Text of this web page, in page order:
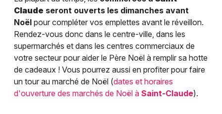
Claude seront ouverts les dimanches avant
Noël pour compléter vos emplettes avant le réveillon.
Rendez-vous donc dans le centre-ville, dans les
supermarchés et dans les centres commerciaux de
votre secteur pour aider le Père Noël à remplir sa hotte
de cadeaux ! Vous pourrez aussi en profiter pour faire
un tour au marché de Noël (dates et horaires
d'ouverture des marchés de Noël à Saint-Claude).